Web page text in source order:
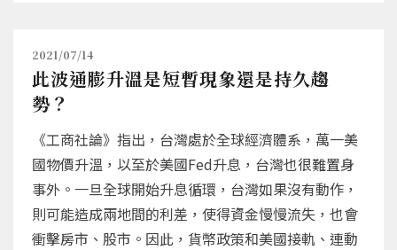
2021/07/14
此波通膨升溫是短暫現象還是持久趨
勢？
《工商社論》指出，台灣處於全球經濟體系，萬一美
國物價升溫，以至於美國Fed升息，台灣也很難置身
事外。一旦全球開始升息循環，台灣如果沒有動作，
則可能造成兩地間的利差，使得資金慢慢流失，也會
衝擊房市、股市。因此，貨幣政策和美國接軌、連動